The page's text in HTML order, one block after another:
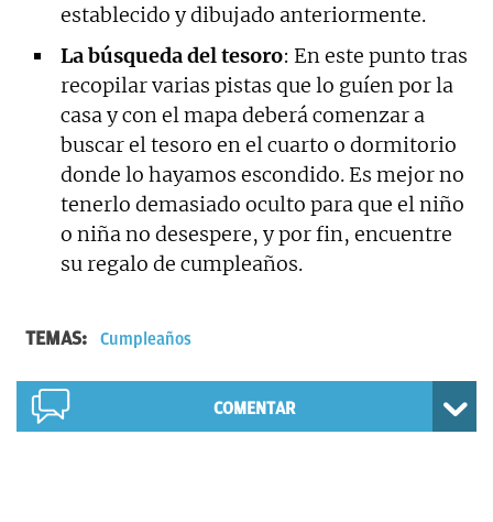
establecido y dibujado anteriormente.
La búsqueda del tesoro: En este punto tras
recopilar varias pistas que lo guíen por la
casa y con el mapa deberá comenzar a
buscar el tesoro en el cuarto o dormitorio
donde lo hayamos escondido. Es mejor no
tenerlo demasiado oculto para que el niño
o niña no desespere, y por fin, encuentre
su regalo de cumpleaños.
TEMAS: Cumpleaños
COMENTAR